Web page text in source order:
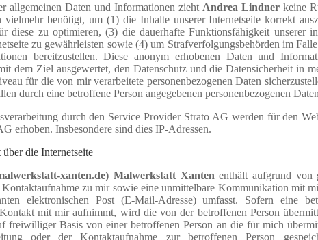
allgemeinen Daten und Informationen zieht Andrea Lindner keine
vielmehr benötigt, um (1) die Inhalte unserer Internetseite korrekt
diese zu optimieren, (3) die dauerhafte Funktionsfähigkeit unserer
zu gewährleisten sowie (4) um Strafverfolgungsbehörden im
bereitzustellen. Diese anonym erhobenen Daten und
dem Ziel ausgewertet, den Datenschutz und die Datensicherheit in
für die von mir verarbeitete personenbezogenen Daten
durch eine betroffene Person angegebenen personenbezogenen
durch den Service Provider Strato AG werden für den
erhoben. Insbesondere sind dies IP-Adressen.
die Internetseite
xanten.de) Malwerkstatt Xantenenthält aufgrund von
zu mir sowie eine unmittelbare Kommunikation mit
elektronischen Post (E-Mail-Adresse) umfasst. Sofern eine
mit mir aufnimmt, wird die von der betroffenen Person
freiwilliger Basis von einer betroffenen Person an die für mich
oder der Kontaktaufnahme zur betroffenen Person